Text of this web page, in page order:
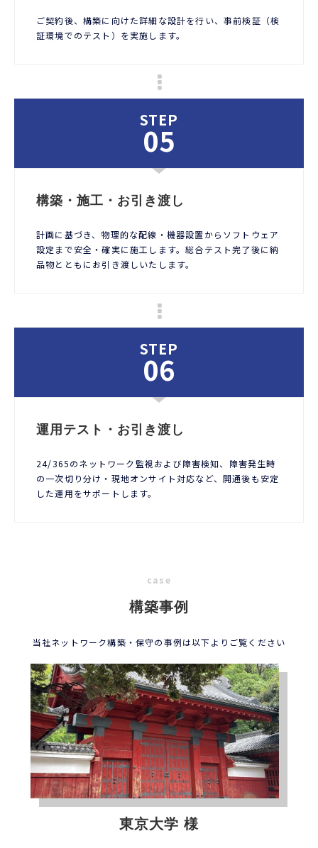
ご契約後、構築に向けた詳細な設計を行い、事前検証（検
証環境でのテスト）を実施します。
STEP
05
構築・施工・お引き渡し
計画に基づき、物理的な配線・機器設置からソフトウェア
設定まで安全・確実に施工します。総合テスト完了後に納
品物とともにお引き渡しいたします。
STEP
06
運用テスト・お引き渡し
24/365のネットワーク監視および障害検知、障害発生時
の一次切り分け・現地オンサイト対応など、開通後も安定
した運用をサポートします。
case
構築事例
当社ネットワーク構築・保守の事例は以下よりご覧ください
東京大学 様